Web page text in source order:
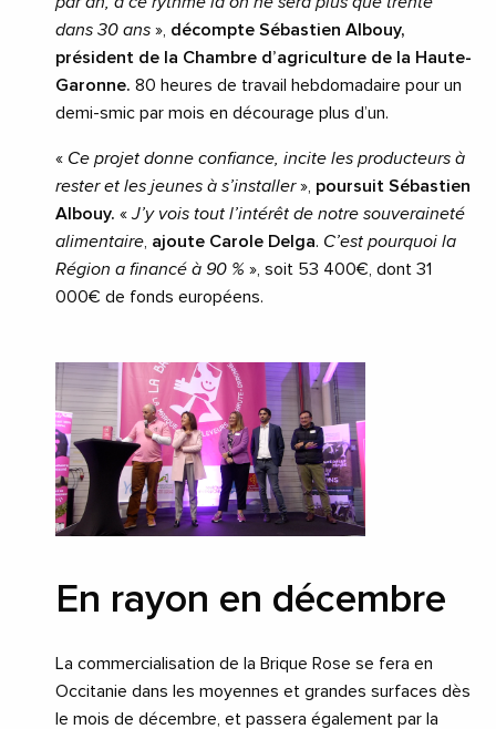
dans 30 ans », décompte Sébastien Albouy,
président de la Chambre d’agriculture de la Haute-
Garonne. 80 heures de travail hebdomadaire pour un
demi-smic par mois en décourage plus d’un.
« Ce projet donne confiance, incite les producteurs à
rester et les jeunes à s’installer», poursuit Sébastien
Albouy. «J’y vois tout l’intérêt de notre souveraineté
alimentaire ajoute Carole Delga. C’est pourquoi la
Région a financé à 90 % », soit 53 400€, dont 31
000€ de fonds européens.
En rayon en décembre
La commercialisation de la Brique Rose se fera en
Occitanie dans les moyennes et grandes surfaces dès
le mois de décembre, et passera également par la